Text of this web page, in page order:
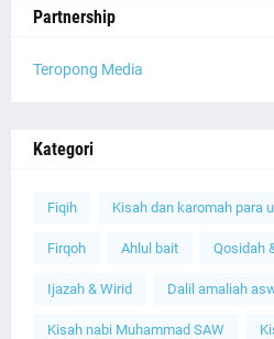
Partnership
Teropong Media
Kategori
Fiqih Kisah dan karomah para
Firqoh Ahlul bait Qosidah
Ijazah & Wirid Dalil amaliah
Kisah nabi Muhammad SAW